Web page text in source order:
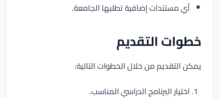
أي مستندات إضافية تطلبها الجامعة.
خطوات التقديم
يمكن التقديم من خلال الخطوات التالية:
اختيار البرنامج الدراسي المناسب.